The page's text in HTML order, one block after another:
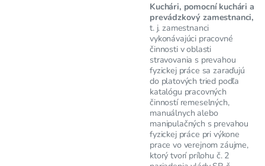
Kuchári, pomocní kuchári a
prevádzkový zamestnanci,
t. j. zamestnanci
vykonávajúci pracovné
činnosti v oblasti
stravovania s prevahou
fyzickej práce sa zaraďujú
do platových tried podľa
katalógu pracovných
činností remeselných,
manuálnych alebo
manipulačných s prevahou
fyzickej práce pri výkone
prace vo verejnom záujme,
ktorý tvorí prílohu č. 2